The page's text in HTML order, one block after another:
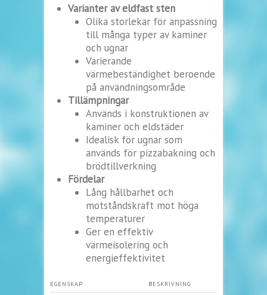
Varianter av eldfast sten
Olika storlekar för anpassning
till många typer av kaminer
och ugnar
Varierande
värmebeständighet beroende
på användningsområde
Tillämpningar
Används i konstruktionen av
kaminer och eldstäder
Idealisk för ugnar som
används för pizzabakning och
brödtillverkning
Fördelar
Lång hållbarhet och
motståndskraft mot höga
temperaturer
Ger en effektiv
värmeisolering och
energieffektivitet
EGENSKAP BESKRIVNING